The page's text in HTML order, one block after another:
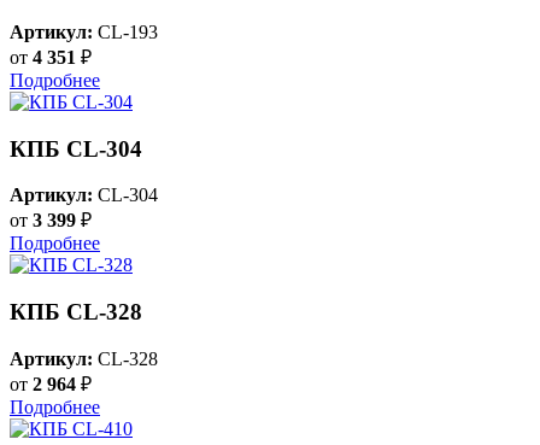
Артикул: CL-193
от 4 351 ₽
Подробнее
КПБ CL-304
Артикул: CL-304
от 3 399 ₽
Подробнее
КПБ CL-328
Артикул: CL-328
от 2 964 ₽
Подробнее